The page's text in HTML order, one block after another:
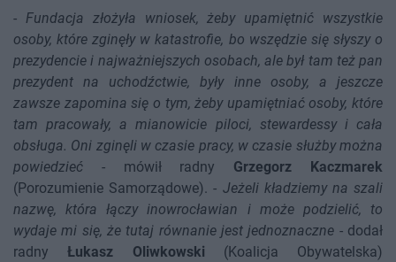
- Fundacja złożyła wniosek, żeby upamiętnić wszystkie
osoby, które zginęły w katastrofie, bo wszędzie się słyszy o
prezydencie i najważniejszych osobach, ale był tam też pan
prezydent na uchodźctwie, były inne osoby, a jeszcze
zawsze zapomina się o tym, żeby upamiętniać osoby, które
tam pracowały, a mianowicie piloci, stewardessy i cała
obsługa. Oni zginęli w czasie pracy, w czasie służby można
powiedzieć - mówił radny Grzegorz Kaczmarek
(Porozumienie Samorządowe). - Jeżeli kładziemy na szali
nazwę, która łączy inowrocławian i może podzielić, to
wydaje mi się, że tutaj równanie jest jednoznaczne - dodał
radnyŁukasz Oliwkowski (Koalicja Obywatelska)